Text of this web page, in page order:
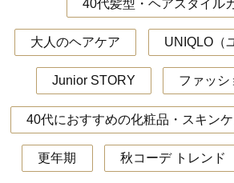
40代髪型・ヘアスタイル
大人のヘアケア UNIQLO（
Junior STORY ファッシ
更年期 秋コーデ トレンド